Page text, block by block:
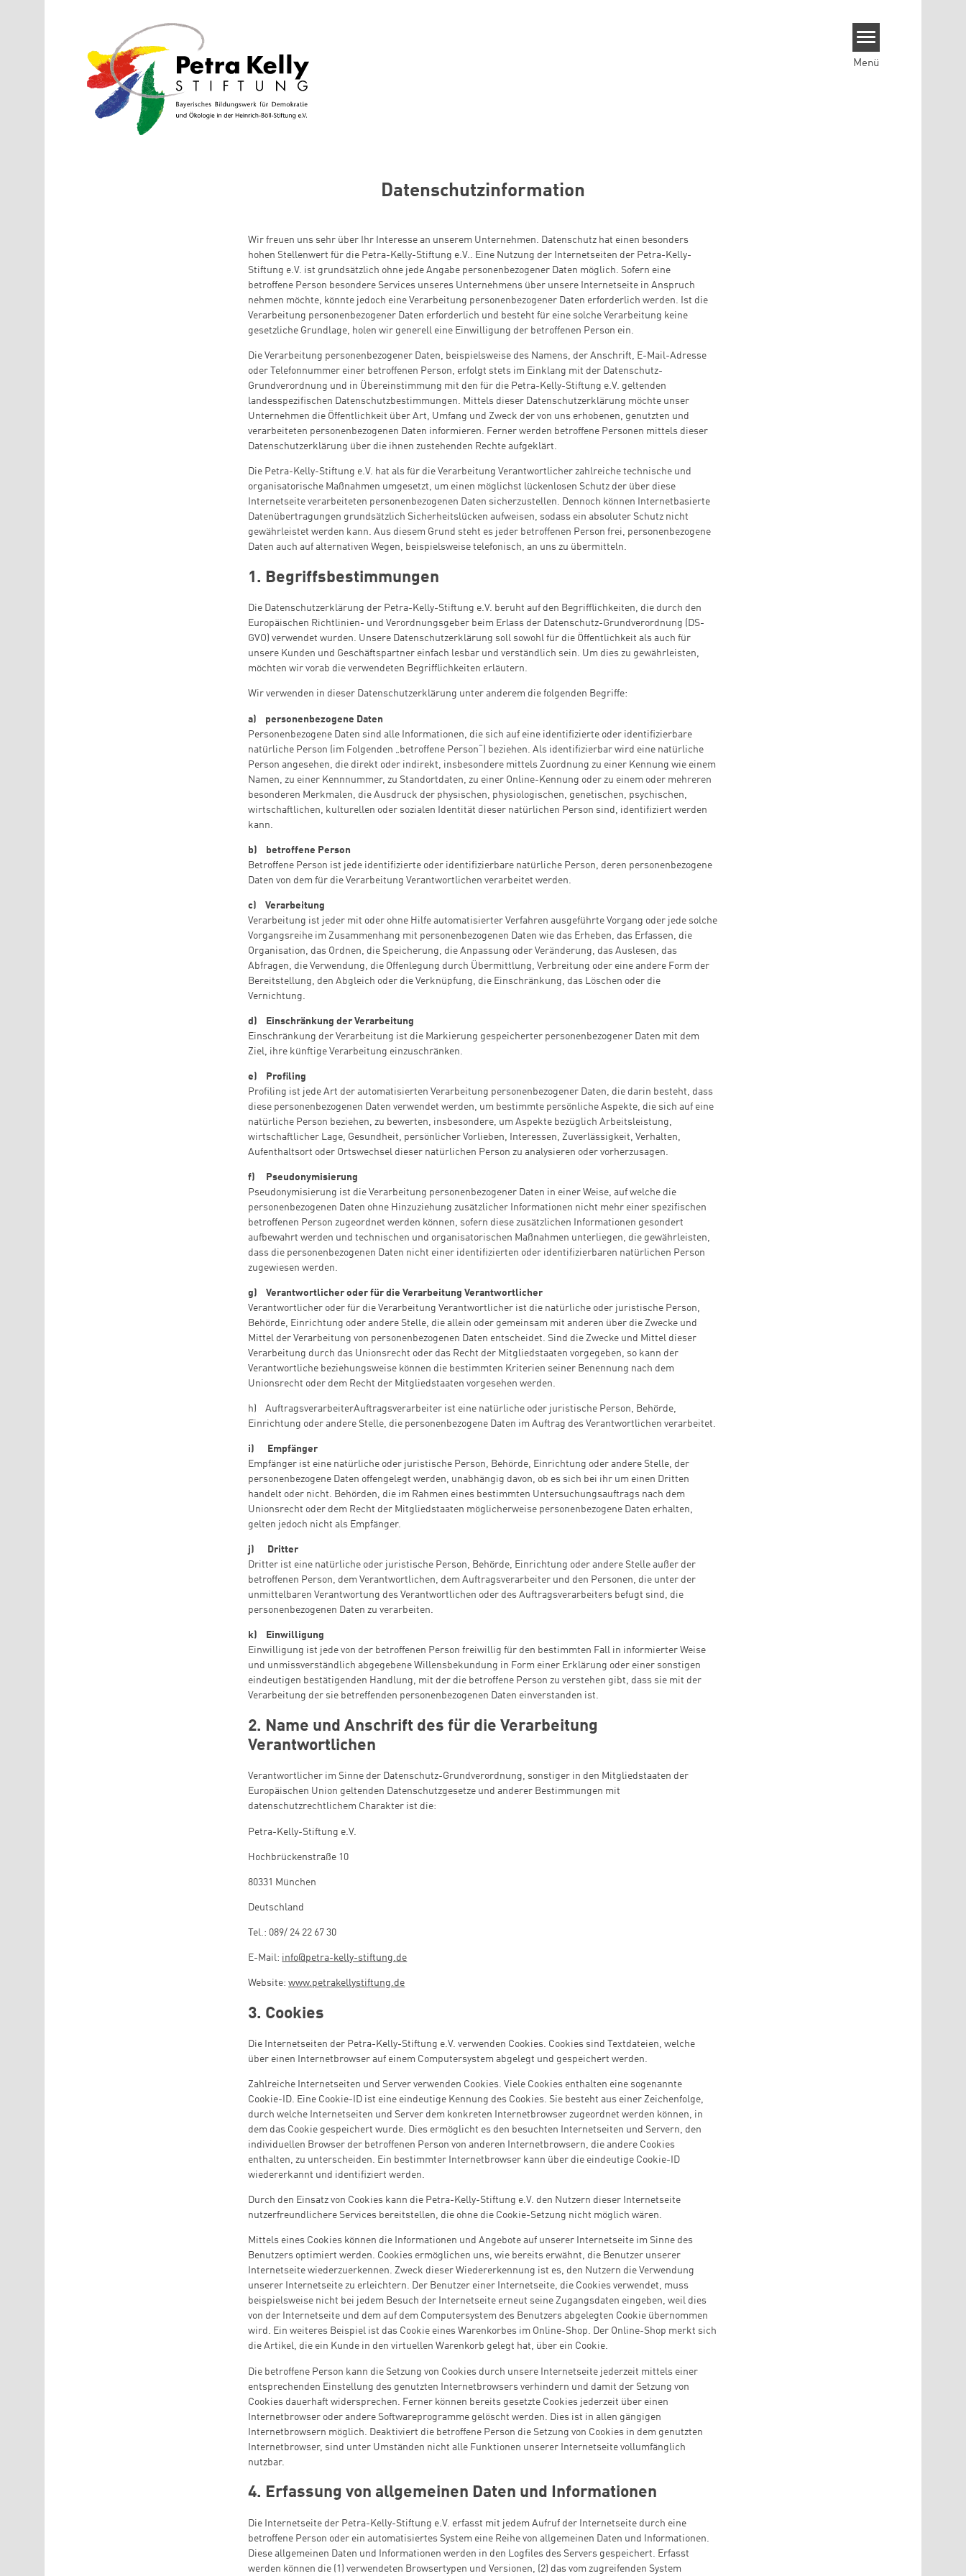
Menü
Datenschutzinformation
Wir freuen uns sehr über Ihr Interesse an unserem Unternehmen. Datenschutz hat einen besonders
hohen Stellenwert für die Petra-Kelly-Stiftung e.V.. Eine Nutzung der Internetseiten der Petra-Kelly-
Stiftung e.V. ist grundsätzlich ohne jede Angabe personenbezogener Daten möglich. Sofern eine
betroffene Person besondere Services unseres Unternehmens über unsere Internetseite in Anspruch
nehmen möchte, könnte jedoch eine Verarbeitung personenbezogener Daten erforderlich werden. Ist die
Verarbeitung personenbezogener Daten erforderlich und besteht für eine solche Verarbeitung keine
gesetzliche Grundlage, holen wir generell eine Einwilligung der betroffenen Person ein.
Die Verarbeitung personenbezogener Daten, beispielsweise des Namens, der Anschrift, E-Mail-Adresse
oder Telefonnummer einer betroffenen Person, erfolgt stets im Einklang mit der Datenschutz-
Grundverordnung und in Übereinstimmung mit den für die Petra-Kelly-Stiftung e.V. geltenden
landesspezifischen Datenschutzbestimmungen. Mittels dieser Datenschutzerklärung möchte unser
Unternehmen die Öffentlichkeit über Art, Umfang und Zweck der von uns erhobenen, genutzten und
verarbeiteten personenbezogenen Daten informieren. Ferner werden betroffene Personen mittels dieser
Datenschutzerklärung über die ihnen zustehenden Rechte aufgeklärt.
Die Petra-Kelly-Stiftung e.V. hat als für die Verarbeitung Verantwortlicher zahlreiche technische und
organisatorische Maßnahmen umgesetzt, um einen möglichst lückenlosen Schutz der über diese
Internetseite verarbeiteten personenbezogenen Daten sicherzustellen. Dennoch können Internetbasierte
Datenübertragungen grundsätzlich Sicherheitslücken aufweisen, sodass ein absoluter Schutz nicht
gewährleistet werden kann. Aus diesem Grund steht es jeder betroffenen Person frei, personenbezogene
Daten auch auf alternativen Wegen, beispielsweise telefonisch, an uns zu übermitteln.
1. Begriffsbestimmungen
Die Datenschutzerklärung der Petra-Kelly-Stiftung e.V. beruht auf den Begrifflichkeiten, die durch den
Europäischen Richtlinien- und Verordnungsgeber beim Erlass der Datenschutz-Grundverordnung (DS-
GVO) verwendet wurden. Unsere Datenschutzerklärung soll sowohl für die Öffentlichkeit als auch für
unsere Kunden und Geschäftspartner einfach lesbar und verständlich sein. Um dies zu gewährleisten,
möchten wir vorab die verwendeten Begrifflichkeiten erläutern.
Wir verwenden in dieser Datenschutzerklärung unter anderem die folgenden Begriffe:
a) personenbezogene Daten
Personenbezogene Daten sind alle Informationen, die sich auf eine identifizierte oder identifizierbare
natürliche Person (im Folgenden „betroffene Person“) beziehen. Als identifizierbar wird eine natürliche
Person angesehen, die direkt oder indirekt, insbesondere mittels Zuordnung zu einer Kennung wie einem
Namen, zu einer Kennnummer, zu Standortdaten, zu einer Online-Kennung oder zu einem oder mehreren
besonderen Merkmalen, die Ausdruck der physischen, physiologischen, genetischen, psychischen,
wirtschaftlichen, kulturellen oder sozialen Identität dieser natürlichen Person sind, identifiziert werden
kann.
b) betroffene Person
Betroffene Person ist jede identifizierte oder identifizierbare natürliche Person, deren personenbezogene
Daten von dem für die Verarbeitung Verantwortlichen verarbeitet werden.
c) Verarbeitung
Verarbeitung ist jeder mit oder ohne Hilfe automatisierter Verfahren ausgeführte Vorgang oder jede solche
Vorgangsreihe im Zusammenhang mit personenbezogenen Daten wie das Erheben, das Erfassen, die
Organisation, das Ordnen, die Speicherung, die Anpassung oder Veränderung, das Auslesen, das
Abfragen, die Verwendung, die Offenlegung durch Übermittlung, Verbreitung oder eine andere Form der
Bereitstellung, den Abgleich oder die Verknüpfung, die Einschränkung, das Löschen oder die
Vernichtung.
d) Einschränkung der Verarbeitung
Einschränkung der Verarbeitung ist die Markierung gespeicherter personenbezogener Daten mit dem
Ziel, ihre künftige Verarbeitung einzuschränken.
e) Profiling
Profiling ist jede Art der automatisierten Verarbeitung personenbezogener Daten, die darin besteht, dass
diese personenbezogenen Daten verwendet werden, um bestimmte persönliche Aspekte, die sich auf eine
natürliche Person beziehen, zu bewerten, insbesondere, um Aspekte bezüglich Arbeitsleistung,
wirtschaftlicher Lage, Gesundheit, persönlicher Vorlieben, Interessen, Zuverlässigkeit, Verhalten,
Aufenthaltsort oder Ortswechsel dieser natürlichen Person zu analysieren oder vorherzusagen.
f) Pseudonymisierung
Pseudonymisierung ist die Verarbeitung personenbezogener Daten in einer Weise, auf welche die
personenbezogenen Daten ohne Hinzuziehung zusätzlicher Informationen nicht mehr einer spezifischen
betroffenen Person zugeordnet werden können, sofern diese zusätzlichen Informationen gesondert
aufbewahrt werden und technischen und organisatorischen Maßnahmen unterliegen, die gewährleisten,
dass die personenbezogenen Daten nicht einer identifizierten oder identifizierbaren natürlichen Person
zugewiesen werden.
g) Verantwortlicher oder für die Verarbeitung Verantwortlicher
Verantwortlicher oder für die Verarbeitung Verantwortlicher ist die natürliche oder juristische Person,
Behörde, Einrichtung oder andere Stelle, die allein oder gemeinsam mit anderen über die Zwecke und
Mittel der Verarbeitung von personenbezogenen Daten entscheidet. Sind die Zwecke und Mittel dieser
Verarbeitung durch das Unionsrecht oder das Recht der Mitgliedstaaten vorgegeben, so kann der
Verantwortliche beziehungsweise können die bestimmten Kriterien seiner Benennung nach dem
Unionsrecht oder dem Recht der Mitgliedstaaten vorgesehen werden.
h) AuftragsverarbeiterAuftragsverarbeiter ist eine natürliche oder juristische Person, Behörde,
Einrichtung oder andere Stelle, die personenbezogene Daten im Auftrag des Verantwortlichen verarbeitet.
i) Empfänger
Empfänger ist eine natürliche oder juristische Person, Behörde, Einrichtung oder andere Stelle, der
personenbezogene Daten offengelegt werden, unabhängig davon, ob es sich bei ihr um einen Dritten
handelt oder nicht. Behörden, die im Rahmen eines bestimmten Untersuchungsauftrags nach dem
Unionsrecht oder dem Recht der Mitgliedstaaten möglicherweise personenbezogene Daten erhalten,
gelten jedoch nicht als Empfänger.
j) Dritter
Dritter ist eine natürliche oder juristische Person, Behörde, Einrichtung oder andere Stelle außer der
betroffenen Person, dem Verantwortlichen, dem Auftragsverarbeiter und den Personen, die unter der
unmittelbaren Verantwortung des Verantwortlichen oder des Auftragsverarbeiters befugt sind, die
personenbezogenen Daten zu verarbeiten.
k) Einwilligung
Einwilligung ist jede von der betroffenen Person freiwillig für den bestimmten Fall in informierter Weise
und unmissverständlich abgegebene Willensbekundung in Form einer Erklärung oder einer sonstigen
eindeutigen bestätigenden Handlung, mit der die betroffene Person zu verstehen gibt, dass sie mit der
Verarbeitung der sie betreffenden personenbezogenen Daten einverstanden ist.
2. Name und Anschrift des für die Verarbeitung
Verantwortlichen
Verantwortlicher im Sinne der Datenschutz-Grundverordnung, sonstiger in den Mitgliedstaaten der
Europäischen Union geltenden Datenschutzgesetze und anderer Bestimmungen mit
datenschutzrechtlichem Charakter ist die:
Petra-Kelly-Stiftung e.V.
Hochbrückenstraße 10
80331 München
Deutschland
Tel.: 089/ 24 22 67 30
E-Mail: info@petra-kelly-stiftung.de
Website:www.petrakellystiftung.de
3. Cookies
Die Internetseiten der Petra-Kelly-Stiftung e.V. verwenden Cookies. Cookies sind Textdateien, welche
über einen Internetbrowser auf einem Computersystem abgelegt und gespeichert werden.
Zahlreiche Internetseiten und Server verwenden Cookies. Viele Cookies enthalten eine sogenannte
Cookie-ID. Eine Cookie-ID ist eine eindeutige Kennung des Cookies. Sie besteht aus einer Zeichenfolge,
durch welche Internetseiten und Server dem konkreten Internetbrowser zugeordnet werden können, in
dem das Cookie gespeichert wurde. Dies ermöglicht es den besuchten Internetseiten und Servern, den
individuellen Browser der betroffenen Person von anderen Internetbrowsern, die andere Cookies
enthalten, zu unterscheiden. Ein bestimmter Internetbrowser kann über die eindeutige Cookie-ID
wiedererkannt und identifiziert werden.
Durch den Einsatz von Cookies kann die Petra-Kelly-Stiftung e.V. den Nutzern dieser Internetseite
nutzerfreundlichere Services bereitstellen, die ohne die Cookie-Setzung nicht möglich wären.
Mittels eines Cookies können die Informationen und Angebote auf unserer Internetseite im Sinne des
Benutzers optimiert werden. Cookies ermöglichen uns, wie bereits erwähnt, die Benutzer unserer
Internetseite wiederzuerkennen. Zweck dieser Wiedererkennung ist es, den Nutzern die Verwendung
unserer Internetseite zu erleichtern. Der Benutzer einer Internetseite, die Cookies verwendet, muss
beispielsweise nicht bei jedem Besuch der Internetseite erneut seine Zugangsdaten eingeben, weil dies
von der Internetseite und dem auf dem Computersystem des Benutzers abgelegten Cookie übernommen
wird. Ein weiteres Beispiel ist das Cookie eines Warenkorbes im Online-Shop. Der Online-Shop merkt sich
die Artikel, die ein Kunde in den virtuellen Warenkorb gelegt hat, über ein Cookie.
Die betroffene Person kann die Setzung von Cookies durch unsere Internetseite jederzeit mittels einer
entsprechenden Einstellung des genutzten Internetbrowsers verhindern und damit der Setzung von
Cookies dauerhaft widersprechen. Ferner können bereits gesetzte Cookies jederzeit über einen
Internetbrowser oder andere Softwareprogramme gelöscht werden. Dies ist in allen gängigen
Internetbrowsern möglich. Deaktiviert die betroffene Person die Setzung von Cookies in dem genutzten
Internetbrowser, sind unter Umständen nicht alle Funktionen unserer Internetseite vollumfänglich
nutzbar.
4. Erfassung von allgemeinen Daten und Informationen
Die Internetseite der Petra-Kelly-Stiftung e.V. erfasst mit jedem Aufruf der Internetseite durch eine
betroffene Person oder ein automatisiertes System eine Reihe von allgemeinen Daten und Informationen.
Diese allgemeinen Daten und Informationen werden in den Logfiles des Servers gespeichert. Erfasst
werden können die (1) verwendeten Browsertypen und Versionen, (2) das vom zugreifenden System